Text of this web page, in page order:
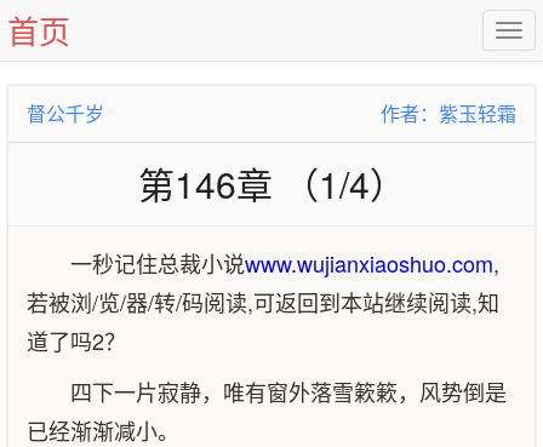
首页
督公千岁 作者：紫玉轻霜
第146章 （1/4）
一秒记住总裁小说www.wujianxiaoshuo.com,
若被浏/览/器/转/码阅读,可返回到本站继续阅读,知
道了吗2？
四下一片寂静，唯有窗外落雪簌簌，风势倒是
已经渐渐减小。